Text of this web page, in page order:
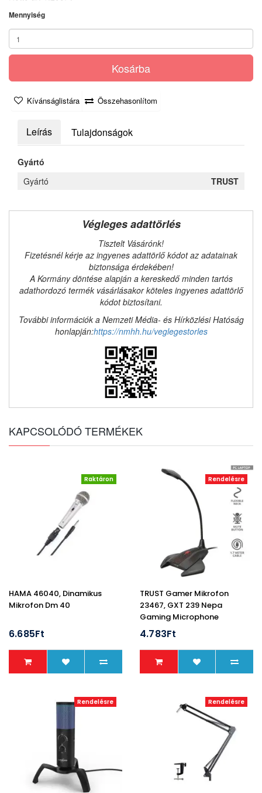
Mennyiség
Kosárba
Kívánságlistára Összehasonlítom
Leírás Tulajdonságok
Gyártó
Gyártó
TRUST
Végleges adattörlés
Tisztelt Vásárónk!
Fizetésnél kérje az ingyenes adattörlő kódot az adatainak
biztonsága érdekében!
A Kormány döntése alapján a kereskedő minden tartós
adathordozó termék vásárlásakor köteles ingyenes adattörlő
kódot biztosítani.
További információk a Nemzeti Média- és Hírközlési Hatóság
honlapján:https://nmhh.hu/veglegestorles
KAPCSOLÓDÓ TERMÉKEK
Raktáron
HAMA 46040, Dinamikus
Mikrofon Dm 40
6.685Ft
Rendelésre
TRUST Gamer Mikrofon
23467, GXT 239 Nepa
Gaming Microphone
4.783Ft
Rendelésre Rendelésre